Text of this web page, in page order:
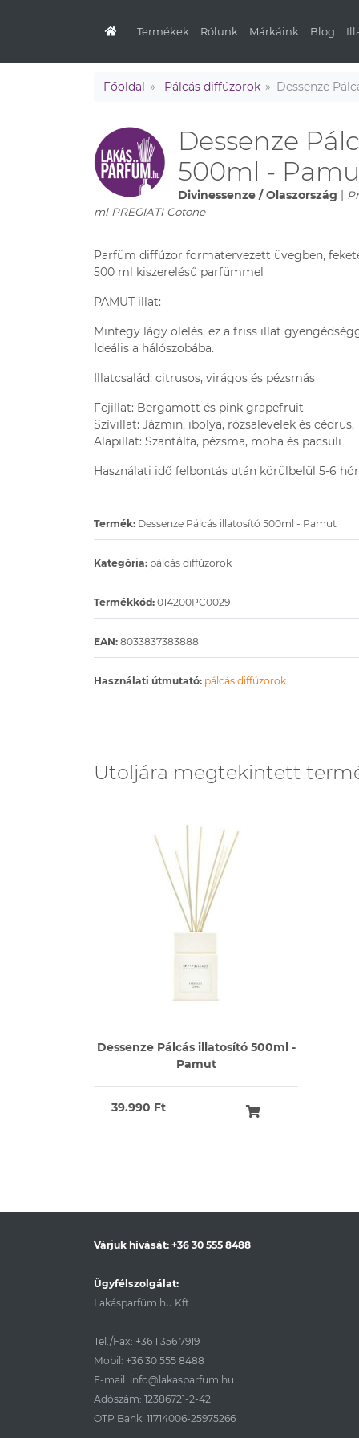
Termékek Rólunk Márkáink Blog
Főoldal Pálcás diffúzorok Dessenze
Dessenze
500ml -
Divinessenze / Olaszország |
ml PREGIATI Cotone
Parfüm diffúzor formatervezett üvegben,
500 ml kiszerelésű parfümmel
PAMUT illat:
Mintegy lágy ölelés, ez a friss illat
Ideális a hálószobába.
Illatcsalád: citrusos, virágos és pézsmás
Fejillat: Bergamott és pink grapefruit
Szívillat: Jázmin, ibolya, rózsalevelek és cédrus,
Alapillat: Szantálfa, pézsma, moha és pacsuli
Használati idő felbontás után körülbelül 5-6
Termék: Dessenze Pálcás illatosító 500ml - Pamut
Kategória: pálcás diffúzorok
Termékkód: 014200PC0029
EAN: 8033837383888
Használati útmutató: pálcás diffúzorok
Utoljára megtekintett
Dessenze Pálcás illatosító 500ml -
Pamut
39.990 Ft
Várjuk hívását: +36 30 555 8488
Ügyfélszolgálat:
Lakásparfüm.hu Kft.
Tel./Fax: +36 1 356 7919
Mobil: +36 30 555 8488
E-mail: info@lakasparfum.hu
Adószám: 12386721-2-42
OTP Bank: 11714006-25975266